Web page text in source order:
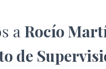
aRocío
de